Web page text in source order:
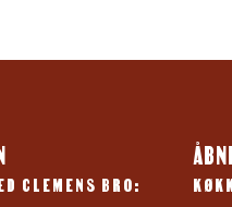
CLEMENS BRO: